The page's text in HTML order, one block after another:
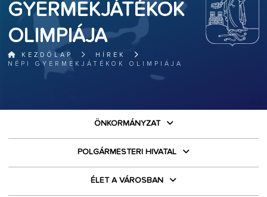
GYERMEKJÁTÉKOK
OLIMPIÁJA
KEZDŐLAP
HÍREK
NÉPI GYERMEKJÁTÉKOK OLIMPIÁJA
ÖNKORMÁNYZAT
POLGÁRMESTERI HIVATAL
ÉLET A VÁROSBAN